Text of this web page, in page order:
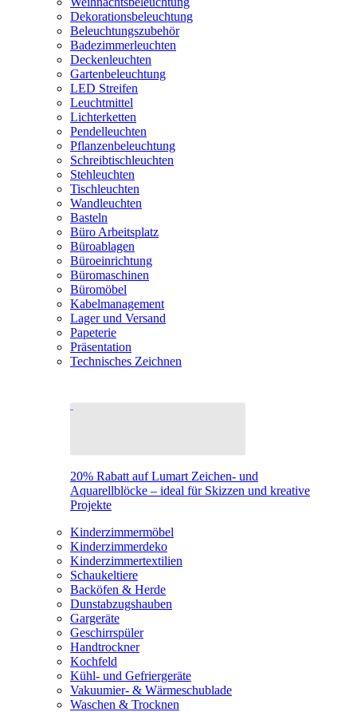
Dekorationsbeleuchtung
Beleuchtungszubehör
Badezimmerleuchten
Deckenleuchten
Gartenbeleuchtung
LED Streifen
Leuchtmittel
Lichterketten
Pendelleuchten
Pflanzenbeleuchtung
Schreibtischleuchten
Stehleuchten
Tischleuchten
Wandleuchten
Basteln
Büro Arbeitsplatz
Büroablagen
Büroeinrichtung
Büromaschinen
Büromöbel
Kabelmanagement
Lager und Versand
Papeterie
Präsentation
Technisches Zeichnen
20% Rabatt auf Lumart Zeichen- und
Aquarellblöcke – ideal für Skizzen und kreative
Projekte
Kinderzimmermöbel
Kinderzimmerdeko
Kinderzimmertextilien
Schaukeltiere
Backöfen & Herde
Dunstabzugshauben
Gargeräte
Geschirrspüler
Handtrockner
Kochfeld
Kühl- und Gefriergeräte
Vakuumier- & Wärmeschublade
Waschen & Trocknen